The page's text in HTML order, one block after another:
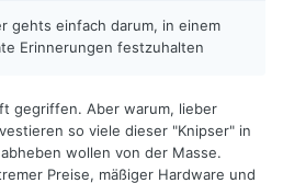
gehts einfach darum, in einem
Erinnerungen festzuhalten
gegriffen. Aber warum, lieber
so viele dieser "Knipser" in
wollen von der Masse.
Preise, mäßiger Hardware und